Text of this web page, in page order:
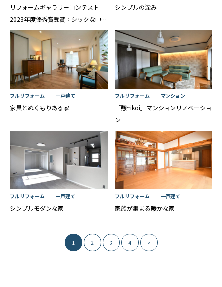
リフォームギャラリーコンテスト
2023年度優秀賞受賞：シックな中に
見えるニュアンスカラー
シンプルの深み
フルリフォーム 一戸建て
家具とぬくもりある家
フルリフォーム マンション
「憩~ikoi」マンションリノベーショ
ン
フルリフォーム 一戸建て
シンプルモダンな家
フルリフォーム 一戸建て
家族が集まる暖かな家
1 2 3 4 >